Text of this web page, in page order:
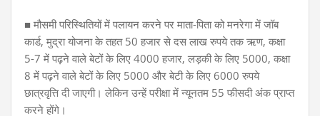
■ मौसमी परिस्थितियों में पलायन करने पर माता-पिता को मनरेगा में जॉब
कार्ड, मुद्रा योजना के तहत 50 हजार से दस लाख रुपये तक ऋण, कक्षा
5-7 में पढ़ने वाले बेटों के लिए 4000 हजार, लड़की के लिए 5000, कक्षा
8 में पढ़ने वाले बेटों के लिए 5000 और बेटी के लिए 6000 रुपये
छात्रवृत्ति दी जाएगी। लेकिन उन्हें परीक्षा में न्यूनतम 55 फीसदी अंक प्राप्त
करने होंगे।